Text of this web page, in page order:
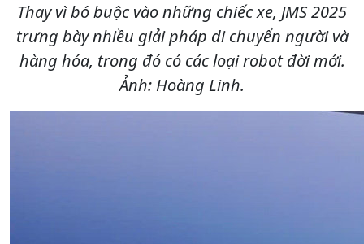
Thay vì bó buộc vào những chiếc xe, JMS 2025
trưng bày nhiều giải pháp di chuyển người và
hàng hóa, trong đó có các loại robot đời mới.
Ảnh: Hoàng Linh.